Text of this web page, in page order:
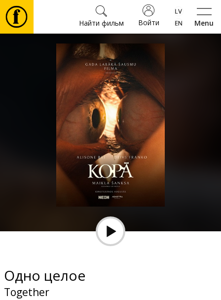
Menu
Войти
Найти фильм
Фильмы
Культура
Мероприятия
Новости
Клуб
Одно целое
Together